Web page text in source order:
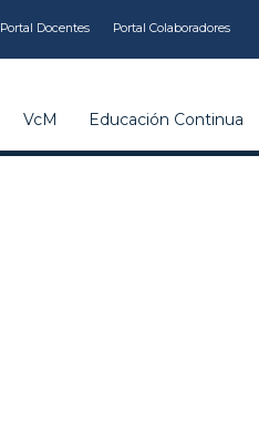
Portal Docentes Portal Colaboradores
VcM Educación Continua